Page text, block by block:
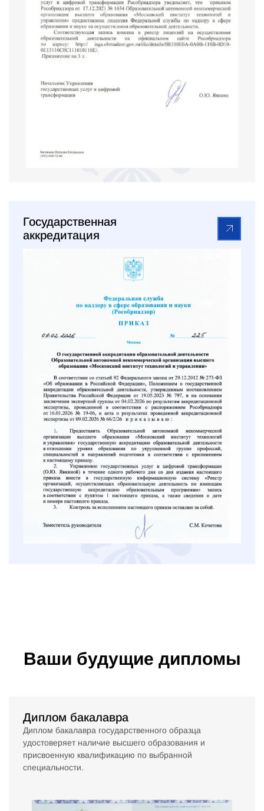
Государственная
аккредитация
Ваши будущие дипломы
Диплом бакалавра
Диплом бакалавра государственного образца
удостоверяет наличие высшего образования и
присвоенную квалификацию по выбранной
специальности.